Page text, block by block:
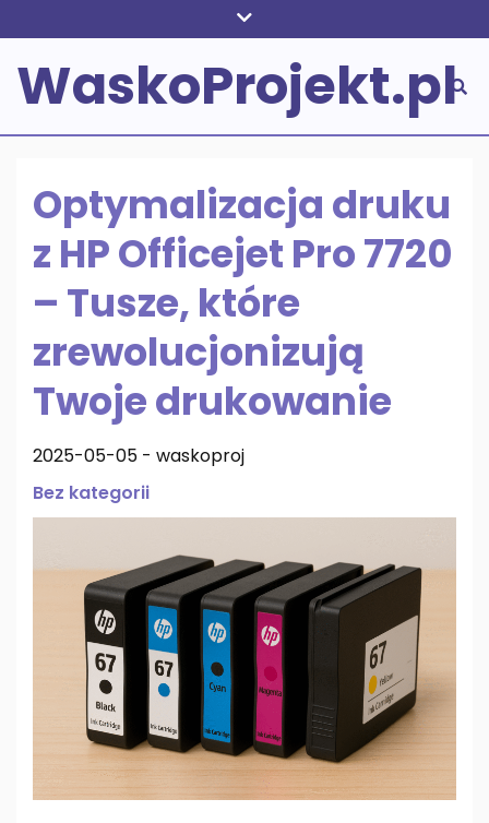
to
content
WaskoProjekt.pl
Optymalizacja druku
z HP Officejet Pro 7720
– Tusze, które
zrewolucjonizują
Twoje drukowanie
2025-05-05 - waskoproj
Bez kategorii